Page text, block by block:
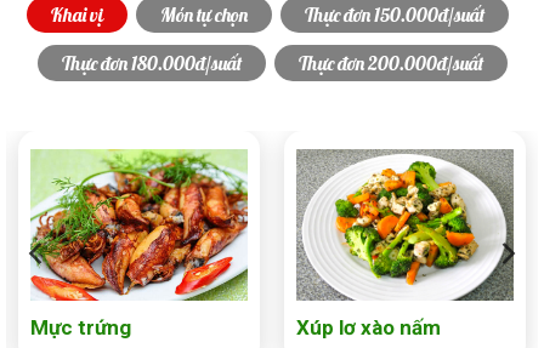
Khai vị Món tự chọn
Thực đơn 150.000đ/suất
Thực đơn 180.000đ/suất
Thực đơn 200.000đ/suất
Mực trứng Xúp lơ xào nấm